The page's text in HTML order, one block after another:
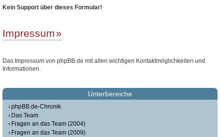
Kein Support über dieses Formular!
Impressum
Das Impressum von phpBB.de mit allen wichtigen Kontaktmöglichkeiten und
Informationen.
Unterbereiche
phpBB.de-Chronik
Das Team
Fragen an das Team (2004)
Fragen an das Team (2009)